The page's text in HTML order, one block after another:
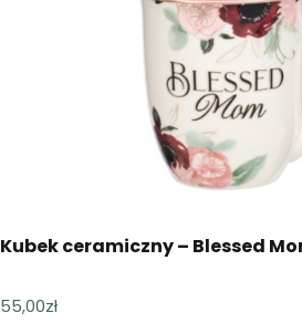
Kubek ceramiczny – Blessed
55,00zł